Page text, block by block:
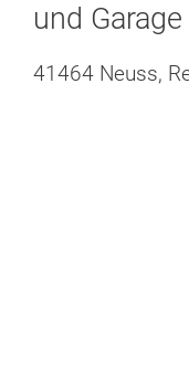
und Garage
41464 Neuss,